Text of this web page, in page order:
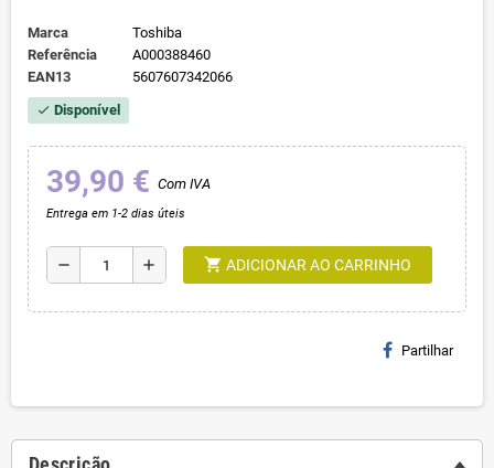
Marca
Toshiba
Referência
A000388460
EAN13
5607607342066
check Disponível
39,90 € Com IVA
Entrega em 1-2 dias úteis
remove add shopping_cart ADICIONAR AO CARRINHO
Partilhar